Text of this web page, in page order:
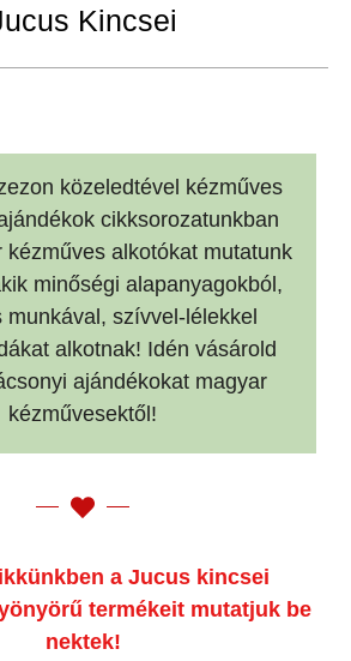
Kincsei
közeledtével kézműves
cikksorozatunkban
kézműves alkotókat mutatunk
minőségi alapanyagokból,
munkával, szívvel-lélekkel
alkotnak! Idén vásárold
ajándékokat magyar
kézművesektől!
a Jucus kincsei
termékeit mutatjuk be
nektek!